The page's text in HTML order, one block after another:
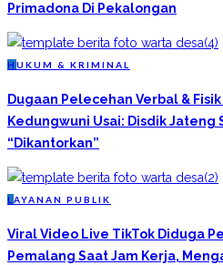
Primadona Di Pekalongan
H UKUM & KRIMINAL
Dugaan Pelecehan Verbal & Fisik
Kedungwuni Usai: Disdik Jateng
“Dikantorkan”
L AYANAN PUBLIK
Viral Video Live TikTok Diduga
Pemalang Saat Jam Kerja,